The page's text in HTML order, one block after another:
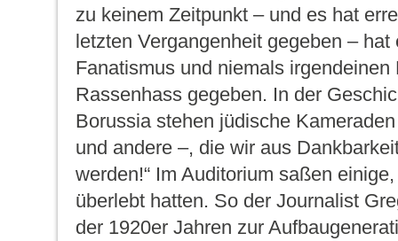
zu keinem Zeitpunkt – und es hat
letzten Vergangenheit gegeben –
Fanatismus und niemals irgendeinen
Rassenhass gegeben. In der
Borussia stehen jüdische
und andere –, die wir aus
werden!“ Im Auditorium saßen
überlebt hatten. So der Journalist
der 1920er Jahren zur